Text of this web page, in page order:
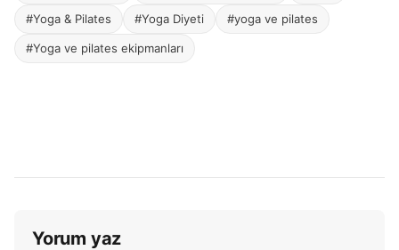
#Yoga & Pilates #Yoga Diyeti #yoga ve pilates
#Yoga ve pilates ekipmanları
Yorum yaz